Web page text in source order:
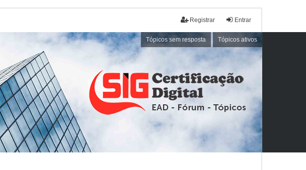
Entrar
Registrar
Tópicos sem resposta Tópicos ativos